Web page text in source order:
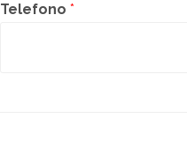
Telefono*